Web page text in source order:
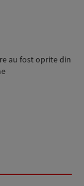
au fost oprite din